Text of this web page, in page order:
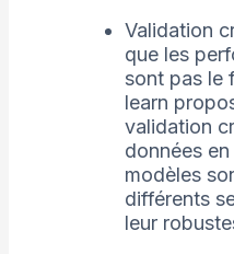
Validation
que les
sont pas le
learn
validation
données
modèles
différents
leur